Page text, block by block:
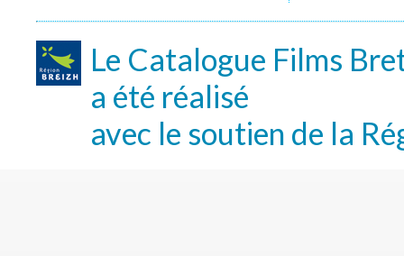
Le Catalogue Films
a été réalisé
avec le soutien de la